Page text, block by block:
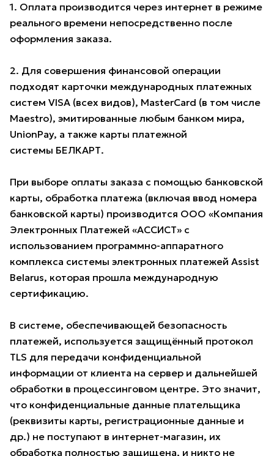
1. Оплата производится через интернет в режиме
реального времени непосредственно после
оформления заказа.
2. Для совершения финансовой операции
подходят карточки международных платежных
систем VISA (всех видов), MasterCard (в том числе
Maestro), эмитированные любым банком мира,
UnionPay, а также карты платежной
системы БЕЛКАРТ.
При выборе оплаты заказа с помощью банковской
карты, обработка платежа (включая ввод номера
банковской карты) производится ООО «Компания
Электронных Платежей «АССИСТ» с
использованием программно-аппаратного
комплекса системы электронных платежей Assist
Belarus, которая прошла международную
сертификацию.
В системе, обеспечивающей безопасность
платежей, используется защищённый протокол
TLS для передачи конфиденциальной
информации от клиента на сервер и дальнейшей
обработки в процессинговом центре. Это значит,
что конфиденциальные данные плательщика
(реквизиты карты, регистрационные данные и
др.) не поступают в интернет-магазин, их
обработка полностью защищена, и никто не